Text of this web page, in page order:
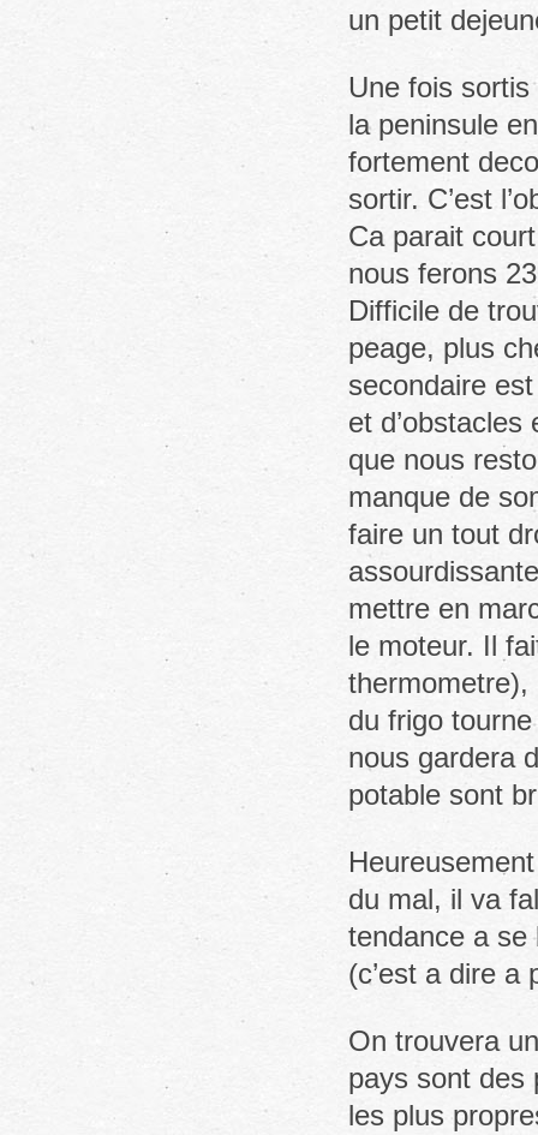
un petit
Une fois
la peninsule
fortement
sortir. C’est
Ca parait
nous ferons
Difficile de
peage, plus
secondaire
et
que nous
manque de
faire un tout
mettre en
le moteur. Il
thermometre),
du frigo
nous gardera
potable sont
du mal, il va
tendance a se
(c’est a dire a
On trouvera
pays sont des
les plus